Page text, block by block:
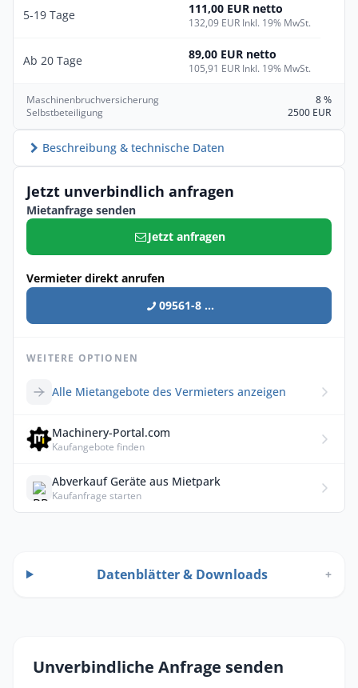
5-19 Tage 111,00 EUR netto
132,09 EUR Inkl. 19% MwSt.
Ab 20 Tage 89,00 EUR netto
105,91 EUR Inkl. 19% MwSt.
Maschinenbruchversicherung
8 %
Selbstbeteiligung
2500 EUR
Beschreibung & technische Daten
Jetzt unverbindlich anfragen
Mietanfrage senden
Jetzt anfragen
Vermieter direkt anrufen
09561-8 ...
WEITERE OPTIONEN
Alle Mietangebote des Vermieters anzeigen
Machinery-Portal.com
Kaufangebote finden
Abverkauf Geräte aus Mietpark
Kaufanfrage starten
Datenblätter & Downloads +
Unverbindliche Anfrage senden